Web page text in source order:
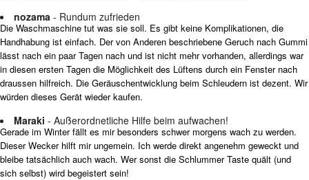
nozama - Rundum zufrieden
Die Waschmaschine tut was sie soll. Es gibt keine Komplikationen, die
Handhabung ist einfach. Der von Anderen beschriebene Geruch nach Gummi
lässt nach ein paar Tagen nach und ist nicht mehr vorhanden, allerdings war
in diesen ersten Tagen die Möglichkeit des Lüftens durch ein Fenster nach
draussen hilfreich. Die Geräuschentwicklung beim Schleudern ist dezent. Wir
würden dieses Gerät wieder kaufen.
Maraki - Außerordnetliche Hilfe beim aufwachen!
Gerade im Winter fällt es mir besonders schwer morgens wach zu werden.
Dieser Wecker hilft mir ungemein. Ich werde direkt angenehm geweckt und
bleibe tatsächlich auch wach. Wer sonst die Schlummer Taste quält (und
sich selbst) wird begeistert sein!